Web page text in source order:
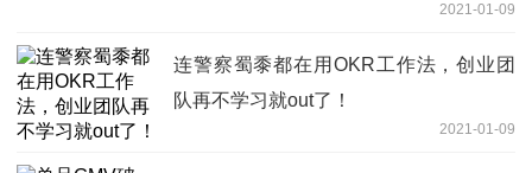
2021-01-09
连警察蜀黍都在用OKR工作法，创业团
队再不学习就out了！
2021-01-09